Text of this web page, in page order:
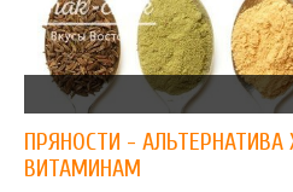
ПРЯНОСТИ -
ВИТАМИНАМ